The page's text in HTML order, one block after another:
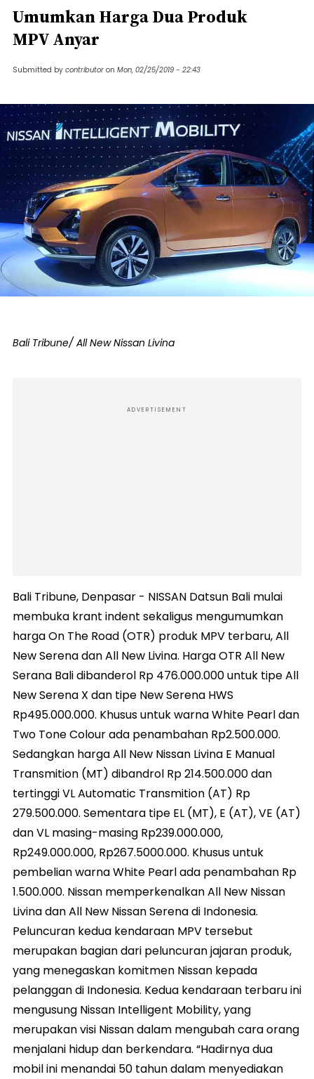
Umumkan Harga Dua Produk
MPV Anyar
Submitted by contributor on Mon, 02/25/2019 - 22:43
Bali Tribune/ All New Nissan Livina
ADVERTISEMENT
Bali Tribune, Denpasar - NISSAN Datsun Bali mulai
membuka krant indent sekaligus mengumumkan
harga On The Road (OTR) produk MPV terbaru, All
New Serena dan All New Livina. Harga OTR All New
Serana Bali dibanderol Rp 476.000.000 untuk tipe All
New Serena X dan tipe New Serena HWS
Rp495.000.000. Khusus untuk warna White Pearl dan
Two Tone Colour ada penambahan Rp2.500.000.
Sedangkan harga All New Nissan Livina E Manual
Transmition (MT) dibandrol Rp 214.500.000 dan
tertinggi VL Automatic Transmition (AT) Rp
279.500.000. Sementara tipe EL (MT), E (AT), VE (AT)
dan VL masing-masing Rp239.000.000,
Rp249.000.000, Rp267.5000.000. Khusus untuk
pembelian warna White Pearl ada penambahan Rp
1.500.000. Nissan memperkenalkan All New Nissan
Livina dan All New Nissan Serena di Indonesia.
Peluncuran kedua kendaraan MPV tersebut
merupakan bagian dari peluncuran jajaran produk,
yang menegaskan komitmen Nissan kepada
pelanggan di Indonesia. Kedua kendaraan terbaru ini
mengusung Nissan Intelligent Mobility, yang
merupakan visi Nissan dalam mengubah cara orang
menjalani hidup dan berkendara. “Hadirnya dua
mobil ini menandai 50 tahun dalam menyediakan